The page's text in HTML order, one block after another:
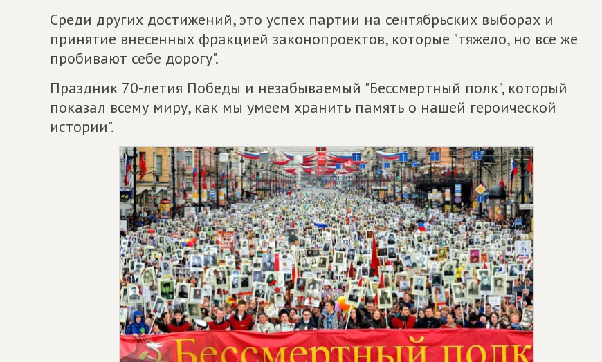
Среди других достижений, это успех партии на сентябрьских выборах и
принятие внесенных фракцией законопроектов, которые "тяжело, но все же
пробивают себе дорогу".
Праздник 70-летия Победы и незабываемый "Бессмертный полк", который
показал всему миру, как мы умеем хранить память о нашей героической
истории".